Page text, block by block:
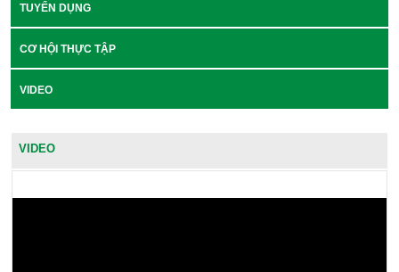
TUYỂN DỤNG
CƠ HỘI THỰC TẬP
VIDEO
VIDEO